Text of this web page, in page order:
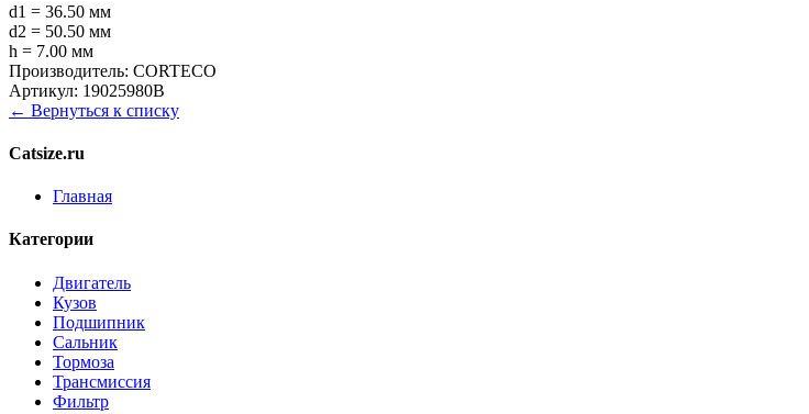
d1 = 36.50 мм
d2 = 50.50 мм
h = 7.00 мм
Производитель: CORTECO
Артикул: 19025980B
← Вернуться к списку
Catsize.ru
Главная
Категории
Двигатель
Кузов
Подшипник
Сальник
Тормоза
Трансмиссия
Фильтр